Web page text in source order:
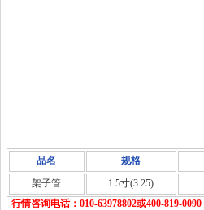
品名 规格
架子管
1.5寸(3.25)
行情咨询电话：010-63978802或400-819-0090